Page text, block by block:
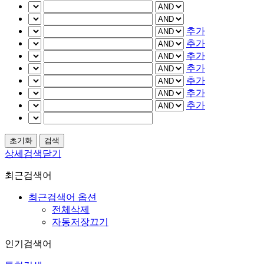
추가
추가
추가
추가
추가
추가
추가
상세검색닫기
최근검색어
최근검색어 옵션
전체삭제
자동저장끄기
인기검색어